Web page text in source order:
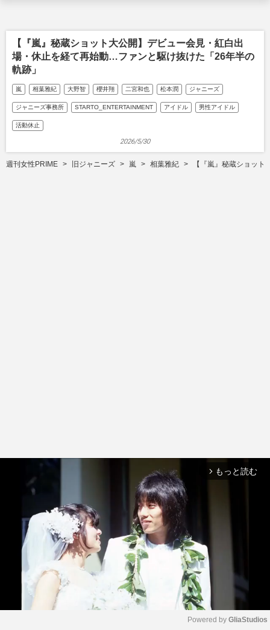
【『嵐』秘蔵ショット大公開】デビュー会見・紅白出
場・休止を経て再始動…ファンと駆け抜けた「26年半の
軌跡」
嵐 相葉雅紀 大野智 櫻井翔 二宮和也 松本潤 ジャニーズ
ジャニーズ事務所 STARTO_ENTERTAINMENT アイドル 男性アイドル
活動休止
2026/5/30
週刊女性PRIME 旧ジャニーズ 嵐 相葉雅紀 【『嵐』秘蔵ショッ
arrow_forward_ios もっと読む
Powered by GliaStudios